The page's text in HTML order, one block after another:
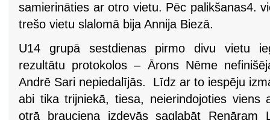
samierināties ar otro vietu. Pēc palikšanas4.
trešo vietu slalomā bija Annija Biezā.
U14 grupā sestdienas pirmo divu vietu
rezultātu protokolos – Ārons Nēme
Andrē Sari nepiedalījās. Līdz ar to iespēju
abi tika trijniekā, tiesa, neierindojoties
otrā brauciena izdevās saglabāt Renāram